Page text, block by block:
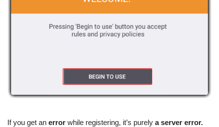
If you get an error while registering, it’s purely a server error.